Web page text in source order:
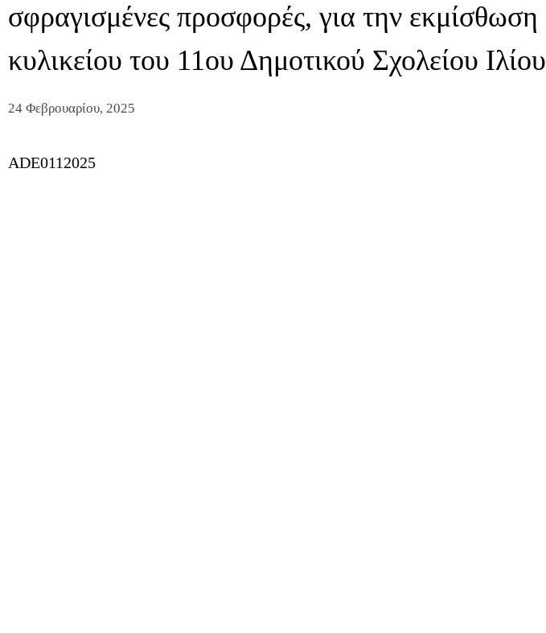
σφραγισμένες προσφορές, για την εκμίσθωση
κυλικείου του 11ου Δημοτικού Σχολείου Ιλίου
24 Φεβρουαρίου, 2025
ADE0112025